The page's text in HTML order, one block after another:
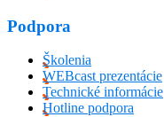
Podpora
Školenia
WEBcast prezentácie
Technické informácie
Hotline podpora